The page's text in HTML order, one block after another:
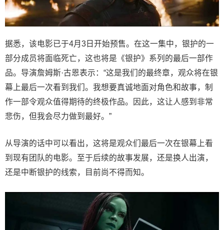
据悉，该电影已于4月3日开始预售。在这一集中，银护的一
部分成员将面临死亡，这也将是《银护》系列的最后一部作
品。导演詹姆斯·古恩表示：“这是我们的最终章，观众将在银
幕上最后一次看到我们。我想要真诚地面对角色和故事，制
作一部令观众值得期待的终极作品。因此，这让人感到非常
悲伤，但我会尽力做到最好。”
从导演的话中可以看出，这将是观众们最后一次在银幕上看
到现有团队的电影。至于后续的故事发展，还是换人出演，
还是中断银护的线索，目前尚不得而知。